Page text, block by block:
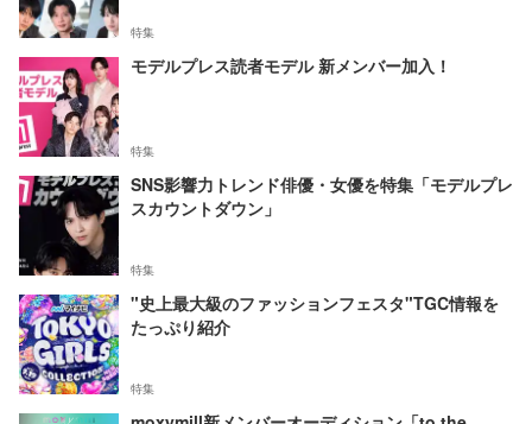
特集
モデルプレス読者モデル 新メンバー加入！
特集
SNS影響力トレンド俳優・女優を特集「モデルプレ
スカウントダウン」
特集
"史上最大級のファッションフェスタ"TGC情報を
たっぷり紹介
特集